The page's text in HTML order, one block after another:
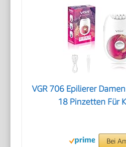
VGR 706 Epilierer
18 Pinzetten Für
Bei